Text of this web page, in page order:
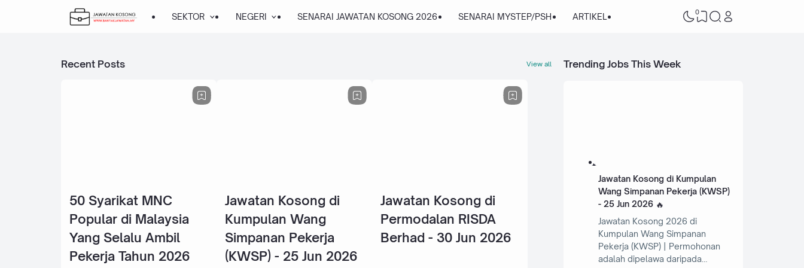
SEKTOR NEGERI SENARAI JAWATAN KOSONG 2026 SENARAI MYSTEP/PSH ARTIKEL 0
Recent Posts View all
50 Syarikat MNC
Popular di Malaysia
Yang Selalu Ambil
Pekerja Tahun 2026
Jawatan Kosong di
Kumpulan Wang
Simpanan Pekerja
(KWSP) - 25 Jun 2026
Jawatan Kosong di
Permodalan RISDA
Berhad - 30 Jun 2026
Trending Jobs This Week
Jawatan Kosong di Kumpulan
Wang Simpanan Pekerja (KWSP)
- 25 Jun 2026
Jawatan Kosong 2026 di
Kumpulan Wang Simpanan
Pekerja (KWSP) | Permohonan
adalah dipelawa daripada…